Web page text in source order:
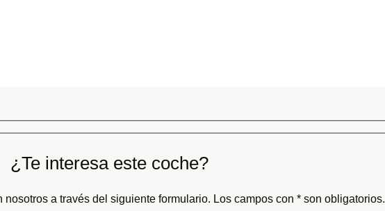
¿Te interesa este coche?
a través del siguiente formulario. Los campos con * son obligatorios.